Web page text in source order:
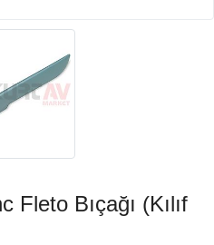
Fleto Bıçağı (Kılıf